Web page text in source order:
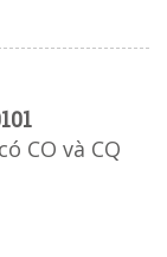
CO và CQ